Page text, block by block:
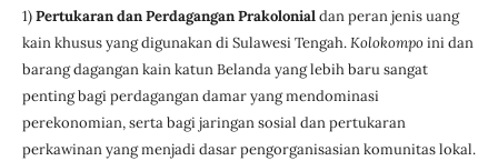
1)Pertukaran dan Perdagangan Prakolonialdan peran jenis uang
kain khusus yang digunakan di Sulawesi Tengah.Kolokompoini dan
barang dagangan kain katun Belanda yang lebih baru sangat
penting bagi perdagangan damar yang mendominasi
perekonomian, serta bagi jaringan sosial dan pertukaran
perkawinan yang menjadi dasar pengorganisasian komunitas lokal.